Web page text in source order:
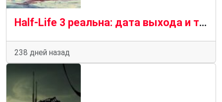
Half-Life 3 реальна: дата выхода и требования
238 дней назад